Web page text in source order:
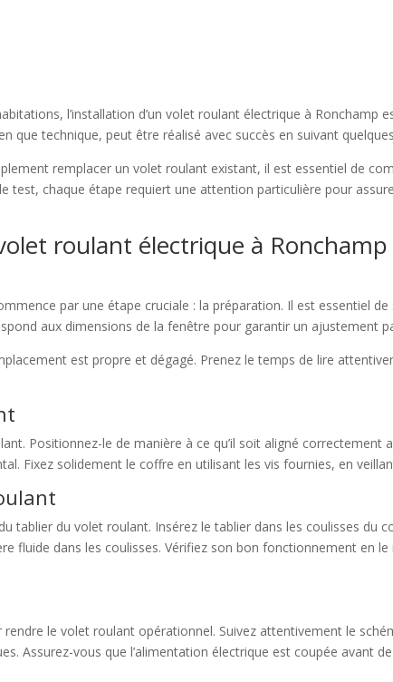
l’installation d’un volet roulant électrique à Ronchamp
que technique, peut être réalisé avec succès en suivant
remplacer un volet roulant existant, il est essentiel de
test, chaque étape requiert une attention particulière pour
roulant électrique à Ronchamp
par une étape cruciale : la préparation. Il est essentiel
aux dimensions de la fenêtre pour garantir un ajustement
est propre et dégagé. Prenez le temps de lire
Positionnez-le de manière à ce qu’il soit aligné correctement
Fixez solidement le coffre en utilisant les vis fournies, en
tablier du volet roulant. Insérez le tablier dans les coulisses du
fluide dans les coulisses. Vérifiez son bon fonctionnement en
le volet roulant opérationnel. Suivez attentivement le
Assurez-vous que l’alimentation électrique est coupée avant